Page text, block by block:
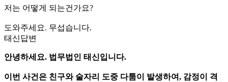
저는 어떻게 되는건가요?
도와주세요. 무섭습니다.
태신답변
안녕하세요. 법무법인 태신입니다.
이번 사건은 친구와 술자리 도중 다툼이 발생하여, 감정이 격